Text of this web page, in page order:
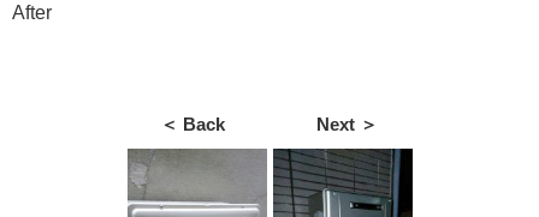
After
＜ Back Next ＞